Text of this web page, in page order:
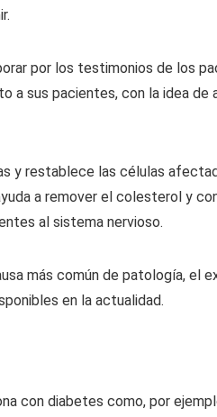
por los testimonios de los
a sus pacientes, con la idea de
y restablece las células
a remover el colesterol y
al sistema nervioso.
más común de patología, el
en la actualidad.
con diabetes como, por